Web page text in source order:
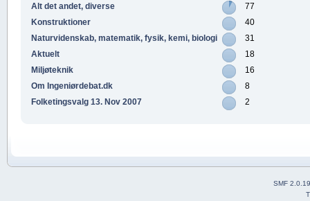
Alt det andet, diverse
77
Konstruktioner
40
Naturvidenskab, matematik, fysik, kemi, biologi
31
Aktuelt
18
Miljøteknik
16
Om Ingeniørdebat.dk
8
Folketingsvalg 13. Nov 2007
2
SMF